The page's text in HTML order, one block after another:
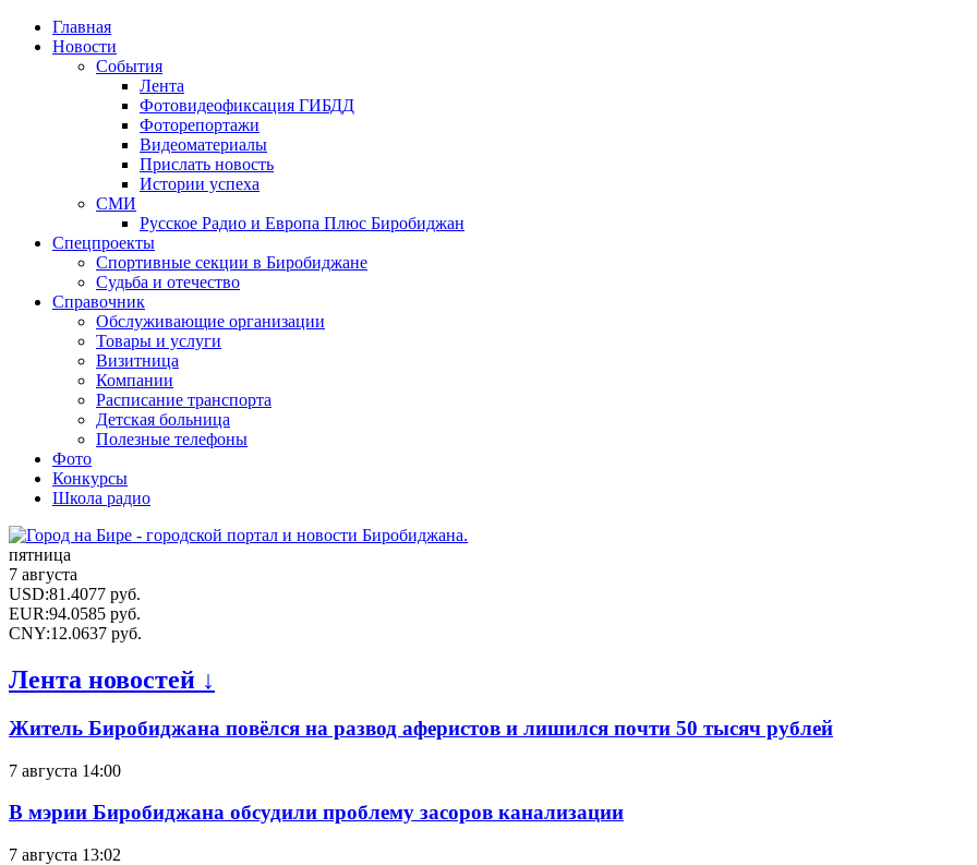
Главная
Новости
События
Лента
Фотовидеофиксация ГИБДД
Фоторепортажи
Видеоматериалы
Прислать новость
Истории успеха
СМИ
Русское Радио и Европа Плюс Биробиджан
Спецпроекты
Спортивные секции в Биробиджане
Судьба и отечество
Справочник
Обслуживающие организации
Товары и услуги
Визитница
Компании
Расписание транспорта
Детская больница
Полезные телефоны
Фото
Конкурсы
Школа радио
пятница
7 августа
USD:81.4077 руб.
EUR:94.0585 руб.
CNY:12.0637 руб.
Лента новостей ↓
Житель Биробиджана повёлся на развод аферистов и лишился почти 50 тысяч рублей
7 августа 14:00
В мэрии Биробиджана обсудили проблему засоров канализации
7 августа 13:02